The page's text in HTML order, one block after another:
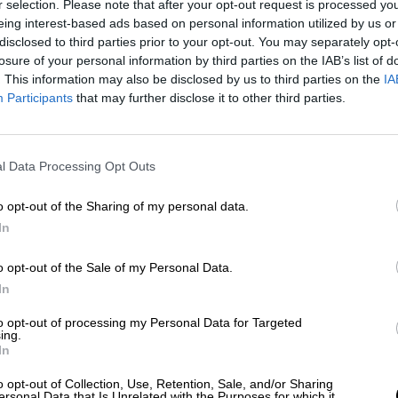
selection. Please note that after your opt-out request is processed
interest-based ads based on personal information utilized by us
to third parties prior to your opt-out. You may separately
of your personal information by third parties on the IAB’s list of
This information may also be disclosed by us to third parties on the
Participants that may further disclose it to other third parties.
Data Processing Opt Outs
opt-out of the Sharing of my personal data.
opt-out of the Sale of my Personal Data.
opt-out of processing my Personal Data for Targeted
opt-out of Collection, Use, Retention, Sale, and/or Sharing
emisores fueron Reino Unido, con casi
con más de 8,3 millones, y Alemania,
de residencia cabe destacar los
un aumento del 8,4%, y Estados Unidos
más visitantes internacionales recibió con más de
10,2 millones, y Canarias, con más de 9
turistas internacionales aumentó en los ocho
la Comunidad de Madrid que superó la cifra de
que en el mismo periodo de 2017.
de destino principal con mayor gasto total
un 1% más que en el mismo periodo de
incremento del 0,6%) y Baleares (con 10.975
es el que presenta mayor gasto acumulado